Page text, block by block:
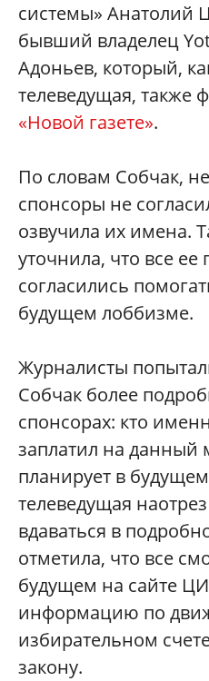
системы» Анатолий
бывший владелец
Адоньев, который,
телеведущая, также
«Новой газете».
По словам Собчак,
спонсоры не
озвучила их имена.
уточнила, что все ее
согласились
будущем лоббизме.
Журналисты
Собчак более
спонсорах: кто
заплатил на данный
планирует в
телеведущая
вдаваться в
отметила, что все
будущем на сайте
информацию по
избирательном
закону.